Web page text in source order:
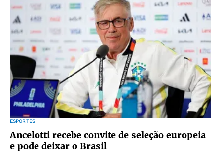
ESPORTES
Ancelotti recebe convite de seleção europeia
e pode deixar o Brasil